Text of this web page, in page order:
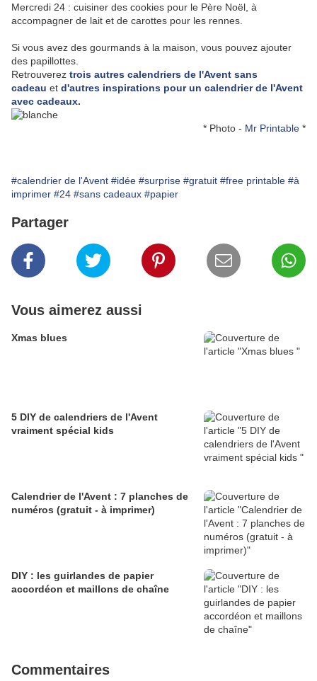
Mercredi 24 : cuisiner des cookies pour le Père Noël, à
accompagner de lait et de carottes pour les rennes
Si vous avez des gourmands à la maison, vous pouvez ajouter
des papillottes.
Retrouverez trois autres calendriers de l'Avent sans
cadeau et d'autres inspirations pour un calendrier de l'Avent
avec cadeaux.
* Photo - Mr Printable *
#calendrier de l'Avent #idée #surprise #gratuit #free printable #à
imprimer #24 #sans cadeaux #papier
Partager
Vous aimerez aussi
Xmas blues
5 DIY de calendriers de l'Avent
vraiment spécial kids
Calendrier de l'Avent : 7 planches de
numéros (gratuit - à imprimer)
DIY : les guirlandes de papier
accordéon et maillons de chaîne
Commentaires